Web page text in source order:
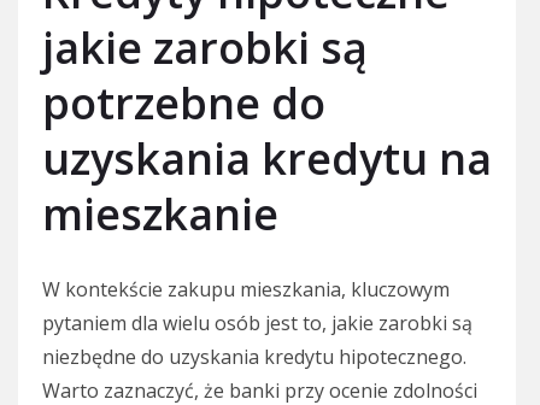
jakie zarobki są
potrzebne do
uzyskania kredytu na
mieszkanie
W kontekście zakupu mieszkania, kluczowym
pytaniem dla wielu osób jest to, jakie zarobki są
niezbędne do uzyskania kredytu hipotecznego.
Warto zaznaczyć, że banki przy ocenie zdolności